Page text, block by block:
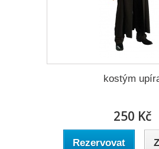
kostým
250 Kč
Rezervovat